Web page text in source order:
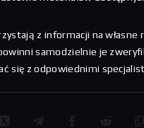
z informacji na własne
samodzielnie je
się z odpowiednimi